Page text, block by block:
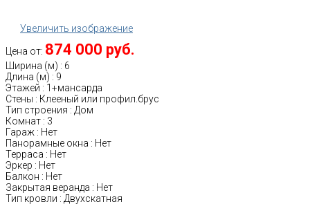
Увеличить изображение
Цена от: 874 000 руб.
Ширина (м) : 6
Длина (м) : 9
Этажей : 1+мансарда
Стены : Клееный или профил.брус
Тип строения : Дом
Комнат : 3
Гараж : Нет
Панорамные окна : Нет
Терраса : Нет
Эркер : Нет
Балкон : Нет
Закрытая веранда : Нет
Тип кровли : Двухскатная